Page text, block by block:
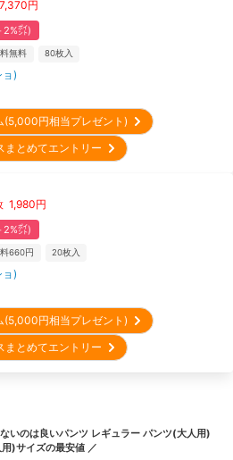
7,370円
2%㌽)
無料 80枚入
)
(5,000円相当プレゼント)
まとめてエントリー
1,980円
2%㌽)
660円 20枚入
)
(5,000円相当プレゼント)
まとめてエントリー
ないのは良いパンツ レギュラー パンツ(大人用)
)サイズの最安値 ／